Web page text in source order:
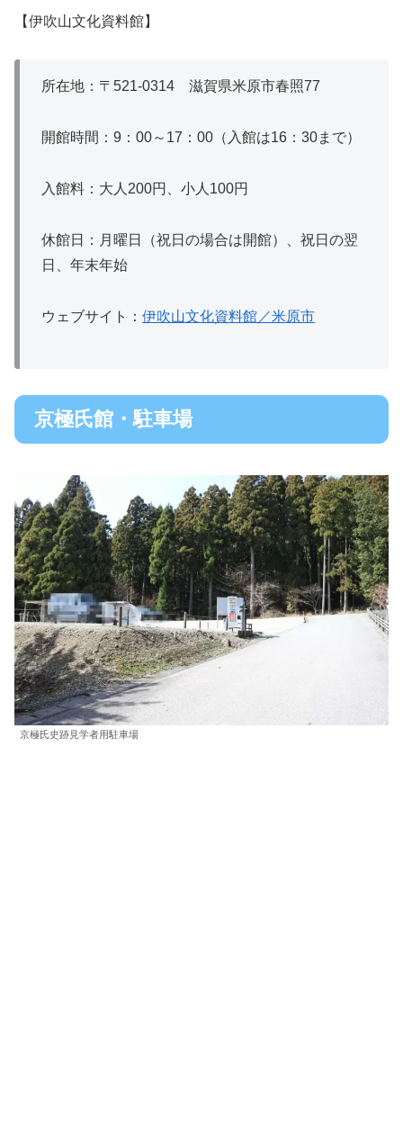
【伊吹山文化資料館】
所在地：〒521‐0314 滋賀県米原市春照77
開館時間：9：00～17：00（入館は16：30まで）
入館料：大人200円、小人100円
休館日：月曜日（祝日の場合は開館）、祝日の翌
日、年末年始
ウェブサイト： 伊吹山文化資料館／米原市
京極氏館・駐車場
京極氏史跡見学者用駐車場